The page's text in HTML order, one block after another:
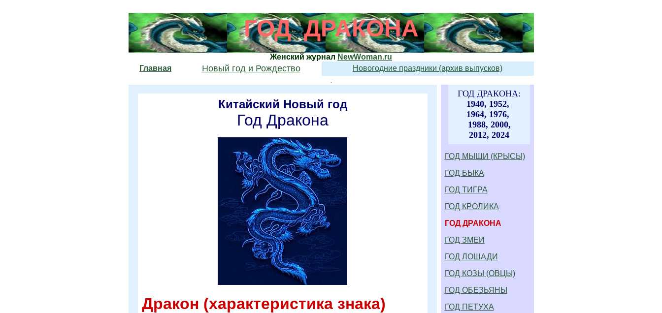
ГОД ДРАКОНА
Женский журнал NewWoman.ru
Главная
Новый год и Рождество Новогодние праздники (архив выпусков)
Китайский Новый год
Год Дракона
Дракон (характеристика знака)
ГОД ДРАКОНА:
1940, 1952,
1964, 1976,
1988, 2000,
2012, 2024
ГОД МЫШИ (КРЫСЫ)
ГОД БЫКА
ГОД ТИГРА
ГОД КРОЛИКА
ГОД ДРАКОНА
ГОД ЗМЕИ
ГОД ЛОШАДИ
ГОД КОЗЫ (ОВЦЫ)
ГОД ОБЕЗЬЯНЫ
ГОД ПЕТУХА